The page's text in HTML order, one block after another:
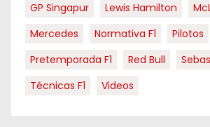
GP Singapur
Lewis Hamilton
Mercedes
Normativa F1
Pilotos
Pretemporada F1
Red Bull
Técnicas F1
Videos